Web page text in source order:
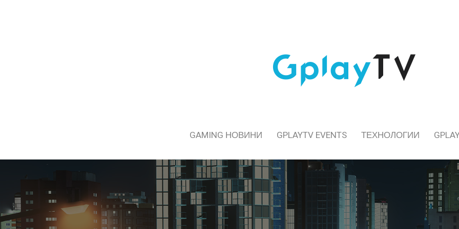
GAMING НОВИНИ GPLAYTV EVENTS ТЕХНОЛОГИИ